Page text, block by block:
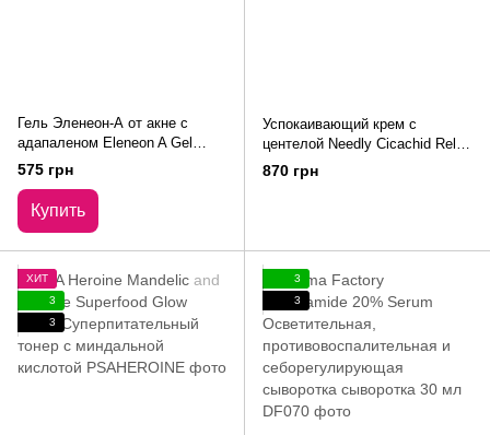
Гель Эленеон-А от акне с
адапаленом Eleneon A Gel
Adapalene 0.1% 20 г
575 грн
Купить
Успокаивающий крем с
центелой Needly Cicachid Relief
Cream 48 мл
870 грн
ХИТ
3
3
3
3